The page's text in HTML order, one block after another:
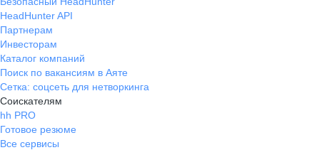
HeadHunter API
Партнерам
Инвесторам
Каталог компаний
Поиск по вакансиям в Аяте
Сетка: соцсеть для нетворкинга
Соискателям
hh PRO
Готовое резюме
Все сервисы